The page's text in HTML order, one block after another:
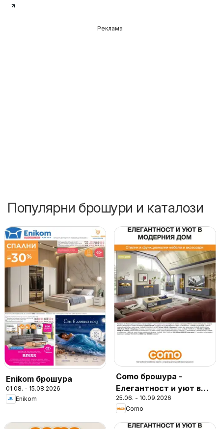
Реклама
Популярни брошури и каталози
Enikom брошура
01.08. - 15.08.2026
Enikom
Como брошура -
Елегантност и уют в
модерния дом
25.06. - 10.09.2026
Como